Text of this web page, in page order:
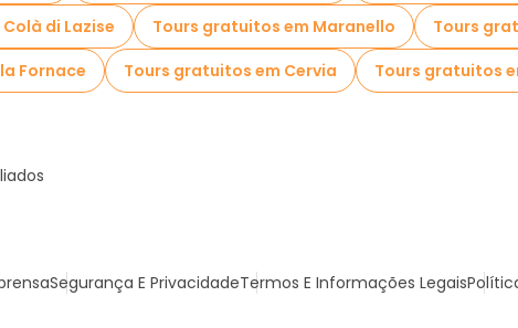
di Lazise Tours gratuitos em Maranello
Tours
Fornace Tours gratuitos em Cervia Tours gratuitos
Segurança E PrivacidadeTermos E Informações Legais